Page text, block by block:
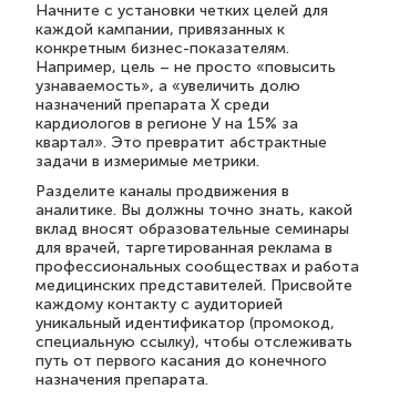
Начните с установки четких целей для
каждой кампании, привязанных к
конкретным бизнес-показателям.
Например, цель – не просто «повысить
узнаваемость», а «увеличить долю
назначений препарата Х среди
кардиологов в регионе У на 15% за
квартал». Это превратит абстрактные
задачи в измеримые метрики.
Разделите каналы продвижения в
аналитике. Вы должны точно знать, какой
вклад вносят образовательные семинары
для врачей, таргетированная реклама в
профессиональных сообществах и работа
медицинских представителей. Присвойте
каждому контакту с аудиторией
уникальный идентификатор (промокод,
специальную ссылку), чтобы отслеживать
путь от первого касания до конечного
назначения препарата.